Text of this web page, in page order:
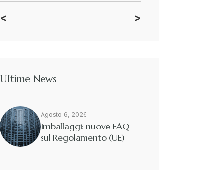
CBAM +
Deforestazione
Diritto tributario internazionale
< >
Ultime News
Agosto 6, 2026
Imballaggi: nuove FAQ
sul Regolamento (UE)